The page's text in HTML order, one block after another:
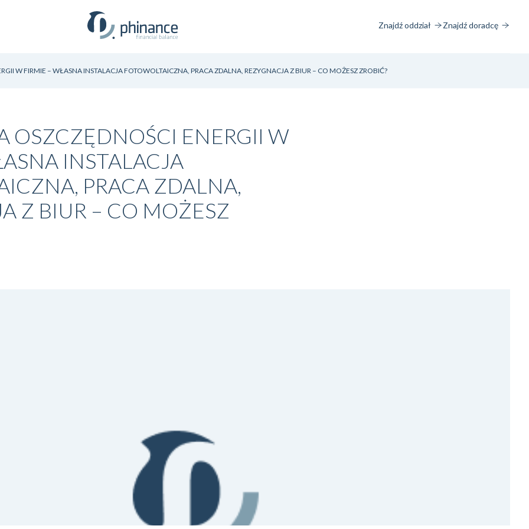
Znajdź oddział Znajdź doradcę
W FIRMIE – WŁASNA INSTALACJA FOTOWOLTAICZNA, PRACA ZDALNA, REZYGNACJA Z BIUR – CO MOŻESZ ZROBIĆ?
OSZCZĘDNOŚCI ENERGII W
INSTALACJA
PRACA ZDALNA,
Z BIUR – CO MOŻESZ